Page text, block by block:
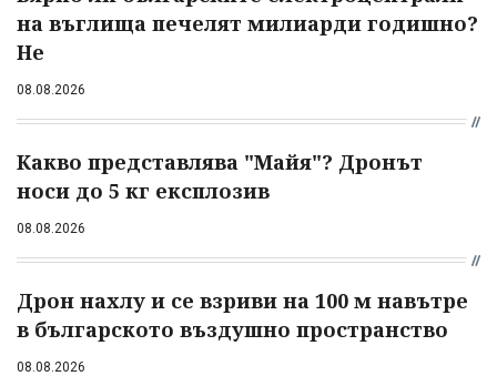
на въглища печелят милиарди годишно?
Не
08.08.2026
Какво представлява "Майя"? Дронът
носи до 5 кг експлозив
08.08.2026
Дрон нахлу и се взриви на 100 м навътре
в българското въздушно пространство
08.08.2026